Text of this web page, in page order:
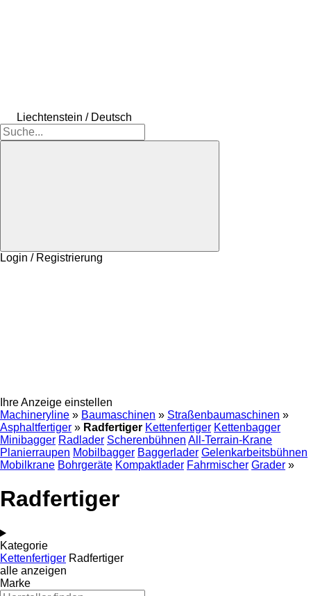
Liechtenstein / Deutsch
Login / Registrierung
Ihre Anzeige einstellen
Machineryline » Baumaschinen » Straßenbaumaschinen »
Asphaltfertiger » Radfertiger Kettenfertiger Kettenbagger
Minibagger Radlader Scherenbühnen All-Terrain-Krane
Planierraupen Mobilbagger Baggerlader Gelenkarbeitsbühnen
Mobilkrane Bohrgeräte Kompaktlader Fahrmischer Grader »
Radfertiger
Kategorie
Kettenfertiger Radfertiger
alle anzeigen
Marke